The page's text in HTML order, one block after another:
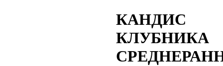
КАНДИС
КЛУБНИКА